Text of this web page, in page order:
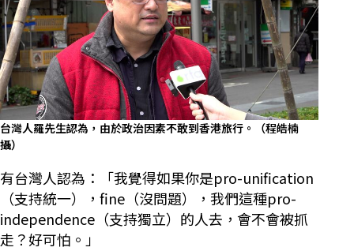
台灣人羅先生認為，由於政治因素不敢到香港旅行。（程皓楠
攝）
有台灣人認為：「我覺得如果你是pro-unification
（支持統一），fine（沒問題），我們這種pro-
independence（支持獨立）的人去，會不會被抓
走？好可怕。」